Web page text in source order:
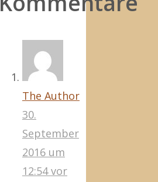
The Author
30.
September
2016 um
12:54vor